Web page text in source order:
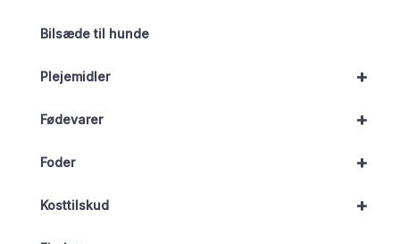
Bilsæde til hunde
+
Plejemidler
+
Fødevarer
+
Foder
+
Kosttilskud